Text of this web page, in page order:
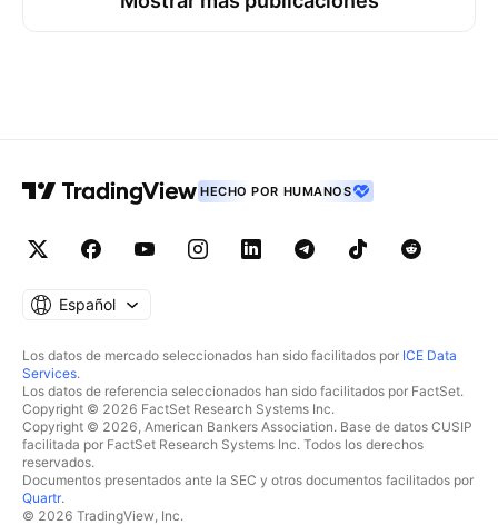
HECHO POR HUMANOS
Español
Los datos de mercado seleccionados han sido facilitados por ICE Data
Services.
Los datos de referencia seleccionados han sido facilitados por FactSet.
Copyright © 2026 FactSet Research Systems Inc.
Copyright © 2026, American Bankers Association. Base de datos CUSIP
facilitada por FactSet Research Systems Inc. Todos los derechos
reservados.
Documentos presentados ante la SEC y otros documentos facilitados por
Quartr.
© 2026 TradingView, Inc.